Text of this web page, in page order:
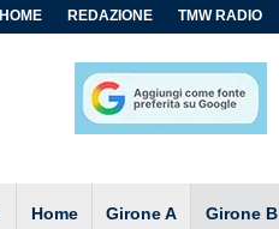
HOME REDAZIONE TMW RADIO
Home Girone A Girone B